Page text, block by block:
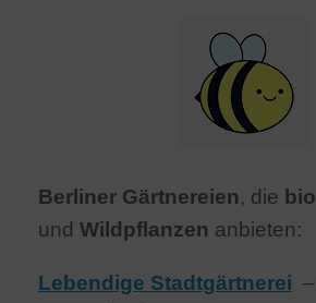
Berliner Gärtnereien, die bio
und Wildpflanzen anbieten:
Lebendige Stadtgärtnerei